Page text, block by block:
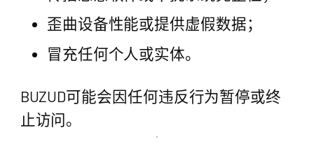
歪曲设备性能或提供虚假数据；
冒充任何个人或实体。
BUZUD可能会因任何违反行为暂停或终
止访问。